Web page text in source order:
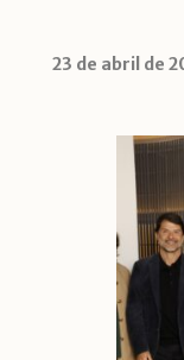
23 de abril de